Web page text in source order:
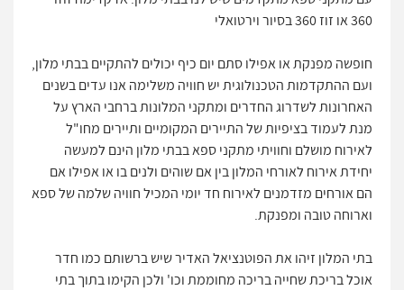
360 או זוז 360 בסיור וירטואלי
חופשה מפנקת או אפילו סתם יום כיף יכולים להתקיים בבתי מלון,
ועם ההתקדמות הטכנולוגית יש חוויה משלימה אנו עדים בשנים
האחרונות לשדרוג החדרים ומתקני המלונות ברחבי הארץ על
מנת לעמוד בציפיות של התיירים המקומיים ותיירים מחו"ל
לאירוח מושלם וחוויתי מתקני ספא בבתי מלון הינם למעשה
יחידת אירוח לאורחי המלון בין אם שוהים ולנים בו או אפילו אם
הם אורחים מזדמנים לאירוח חד יומי המכיל חוויה שלמה של ספא
וארוחה טובה ומפנקת.
בתי המלון זיהו את הפוטנציאל האדיר שיש ברשותם כמו חדר
אוכל בריכת שחייה בריכה מחוממת וכו' ולכן הקימו בתוך בתי